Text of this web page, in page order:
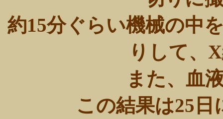
約15分ぐらい機械の中
りして、
また、血
この結果は25